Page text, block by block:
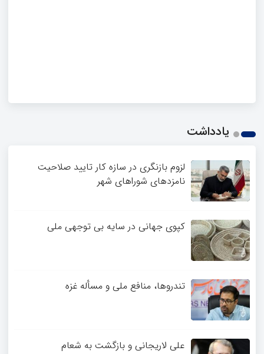
یادداشت
لزوم بازنگری در سازه کار تایید صلاحیت
نامزدهای شوراهای شهر
کپوی جهانی در سایه بی توجهی ملی
تندروها، منافع ملی و مسأله غزه
علی لاریجانی و بازگشت به شعام